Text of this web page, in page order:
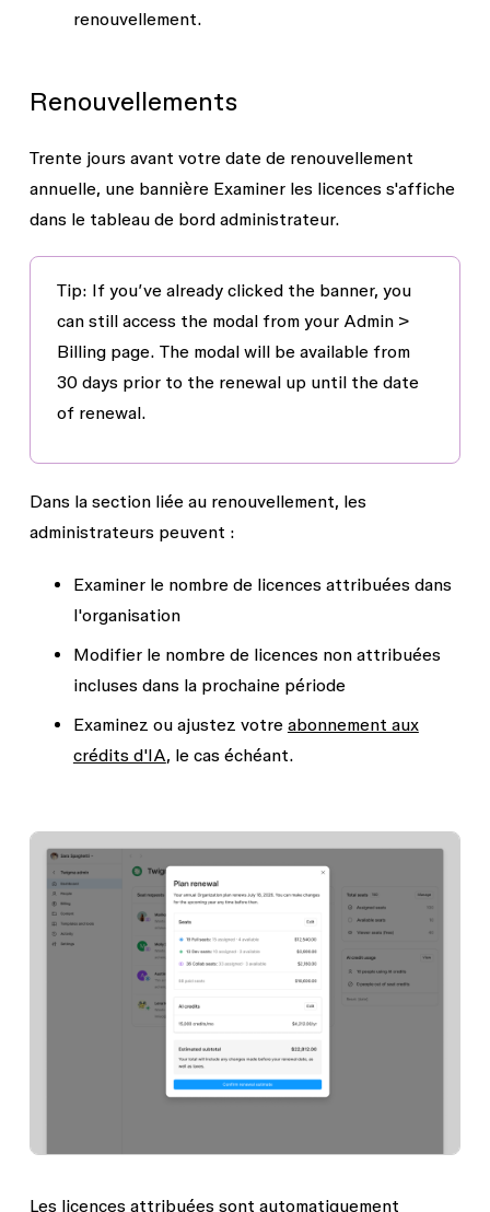
renouvellement.
Renouvellements
Trente jours avant votre date de renouvellement
annuelle, une bannière Examiner les licencess'affiche
dans le tableau de bord administrateur.
Tip: If you’ve already clicked the banner, you
can still access the modal from your Admin >
Billingpage. The modal will be available from
30 days prior to the renewal up until the date
of renewal.
Dans la section liée au renouvellement, les
administrateurs peuvent :
Examiner le nombre de licences attribuées dans
l'organisation
Modifier le nombre de licences non attribuées
incluses dans la prochaine période
Examinez ou ajustez votre abonnement aux
crédits d'IA, le cas échéant.
Les licences attribuées sont automatiquement